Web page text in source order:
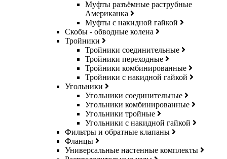
Муфты разъёмные раструбные
Американка
Муфты с накидной гайкой
Скобы - обводные колена
Тройники
Тройники соединительные
Тройники переходные
Тройники комбинированные
Тройники с накидной гайкой
Угольники
Угольники соединительные
Угольники комбинированные
Угольники тройные
Угольники с накидной гайкой
Фильтры и обратные клапаны
Фланцы
Универсальные настенные комплекты